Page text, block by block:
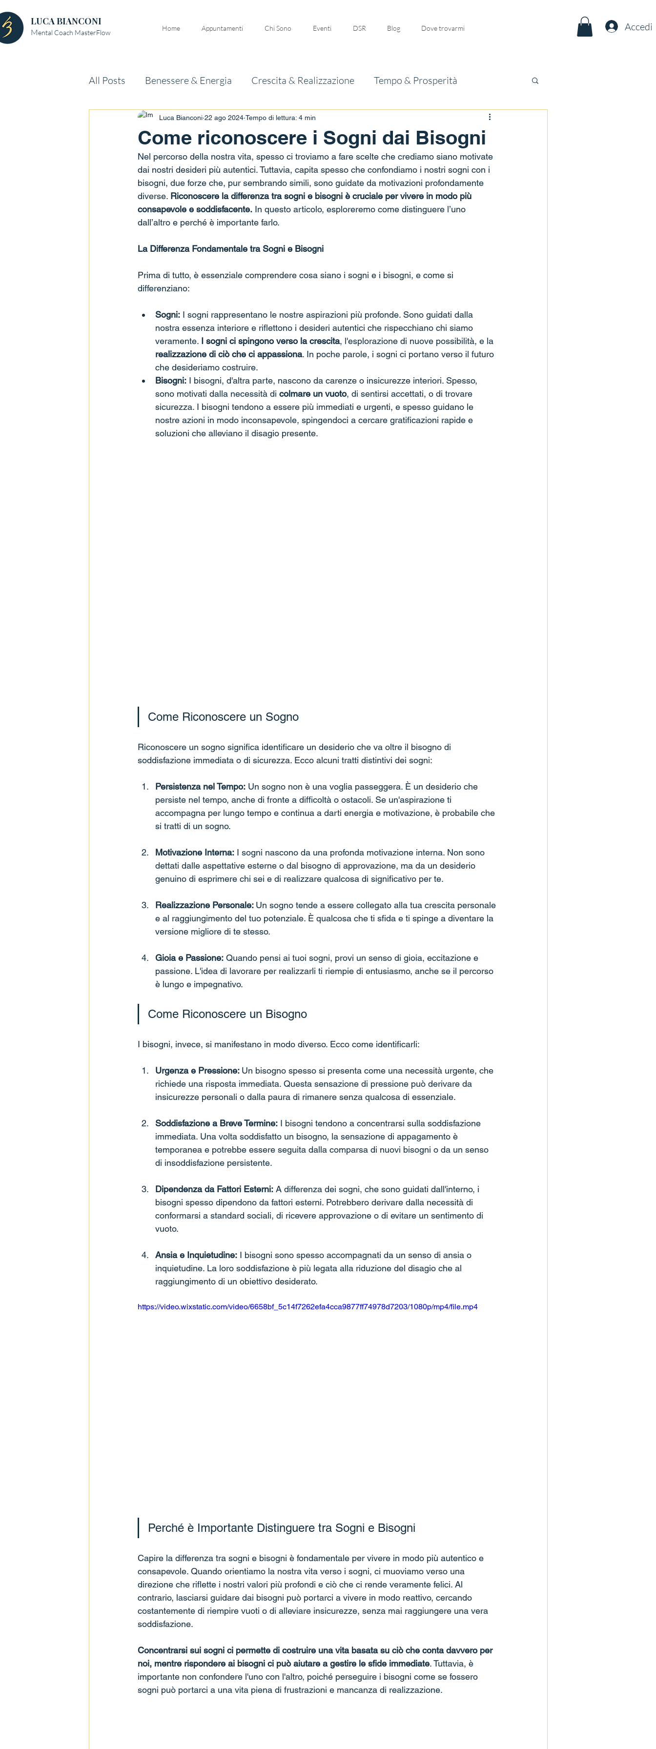
LUCA BIANCONI
Mental Coach MasterFlow
Home Appuntamenti Chi Sono Eventi DSR Blog Dove trovarmi Accedi
All Posts Benessere & Energia Crescita & Realizzazione Tempo & Prosperità
Relazioni & Vita Sociale
Come riconoscere i Sogni dai Bisogni
Luca Bianconi 22 ago 2024 Tempo di lettura: 4 min
Nel percorso della nostra vita, spesso ci troviamo a fare scelte che crediamo siano motivate
dai nostri desideri più autentici. Tuttavia, capita spesso che confondiamo i nostri sogni con i
bisogni, due forze che, pur sembrando simili, sono guidate da motivazioni profondamente
diverse. Riconoscere la differenza tra sogni e bisogni è cruciale per vivere in modo più
consapevole e soddisfacente. In questo articolo, esploreremo come distinguere l’uno
dall’altro e perché è importante farlo.
La Differenza Fondamentale tra Sogni e Bisogni
Prima di tutto, è essenziale comprendere cosa siano i sogni e i bisogni, e come si
differenziano:
Sogni: I sogni rappresentano le nostre aspirazioni più profonde. Sono guidati dalla
nostra essenza interiore e riflettono i desideri autentici che rispecchiano chi siamo
veramente. I sogni ci spingono verso la crescita, l'esplorazione di nuove possibilità, e la
realizzazione di ciò che ci appassiona. In poche parole, i sogni ci portano verso il futuro
che desideriamo costruire.
Bisogni: I bisogni, d'altra parte, nascono da carenze o insicurezze interiori. Spesso,
sono motivati dalla necessità di colmare un vuoto, di sentirsi accettati, o di trovare
sicurezza. I bisogni tendono a essere più immediati e urgenti, e spesso guidano le
nostre azioni in modo inconsapevole, spingendoci a cercare gratificazioni rapide e
soluzioni che alleviano il disagio presente.
Come Riconoscere un Sogno
Riconoscere un sogno significa identificare un desiderio che va oltre il bisogno di
soddisfazione immediata o di sicurezza. Ecco alcuni tratti distintivi dei sogni:
Persistenza nel Tempo: Un sogno non è una voglia passeggera. È un desiderio che
persiste nel tempo, anche di fronte a difficoltà o ostacoli. Se un'aspirazione ti
accompagna per lungo tempo e continua a darti energia e motivazione, è probabile che
si tratti di un sogno.
Motivazione Interna: I sogni nascono da una profonda motivazione interna. Non sono
dettati dalle aspettative esterne o dal bisogno di approvazione, ma da un desiderio
genuino di esprimere chi sei e di realizzare qualcosa di significativo per te.
Realizzazione Personale: Un sogno tende a essere collegato alla tua crescita personale
e al raggiungimento del tuo potenziale. È qualcosa che ti sfida e ti spinge a diventare la
versione migliore di te stesso.
Gioia e Passione: Quando pensi ai tuoi sogni, provi un senso di gioia, eccitazione e
passione. L'idea di lavorare per realizzarli ti riempie di entusiasmo, anche se il percorso
è lungo e impegnativo.
Come Riconoscere un Bisogno
I bisogni, invece, si manifestano in modo diverso. Ecco come identificarli:
Urgenza e Pressione: Un bisogno spesso si presenta come una necessità urgente, che
richiede una risposta immediata. Questa sensazione di pressione può derivare da
insicurezze personali o dalla paura di rimanere senza qualcosa di essenziale.
Soddisfazione a Breve Termine: I bisogni tendono a concentrarsi sulla soddisfazione
immediata. Una volta soddisfatto un bisogno, la sensazione di appagamento è
temporanea e potrebbe essere seguita dalla comparsa di nuovi bisogni o da un senso
di insoddisfazione persistente.
Dipendenza da Fattori Esterni: A differenza dei sogni, che sono guidati dall'interno, i
bisogni spesso dipendono da fattori esterni. Potrebbero derivare dalla necessità di
conformarsi a standard sociali, di ricevere approvazione o di evitare un sentimento di
vuoto.
Ansia e Inquietudine: I bisogni sono spesso accompagnati da un senso di ansia o
inquietudine. La loro soddisfazione è più legata alla riduzione del disagio che al
raggiungimento di un obiettivo desiderato.
https://video.wixstatic.com/video/6658bf_5c14f7262efa4cca9877ff74978d7203/1080p/mp4/file.mp4
Perché è Importante Distinguere tra Sogni e Bisogni
Capire la differenza tra sogni e bisogni è fondamentale per vivere in modo più autentico e
consapevole. Quando orientiamo la nostra vita verso i sogni, ci muoviamo verso una
direzione che riflette i nostri valori più profondi e ciò che ci rende veramente felici. Al
contrario, lasciarsi guidare dai bisogni può portarci a vivere in modo reattivo, cercando
costantemente di riempire vuoti o di alleviare insicurezze, senza mai raggiungere una vera
soddisfazione.
Concentrarsi sui sogni ci permette di costruire una vita basata su ciò che conta davvero per
noi, mentre rispondere ai bisogni ci può aiutare a gestire le sfide immediate. Tuttavia, è
importante non confondere l'uno con l'altro, poiché perseguire i bisogni come se fossero
sogni può portarci a una vita piena di frustrazioni e mancanza di realizzazione.